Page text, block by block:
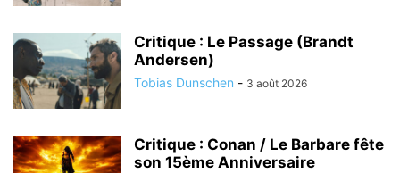
Critique : Le Passage (Brandt
Andersen)
Tobias Dunschen - 3 août 2026
Critique : Conan / Le Barbare fête
son 15ème Anniversaire